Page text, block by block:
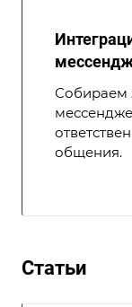
Собираем
общения.
Статьи